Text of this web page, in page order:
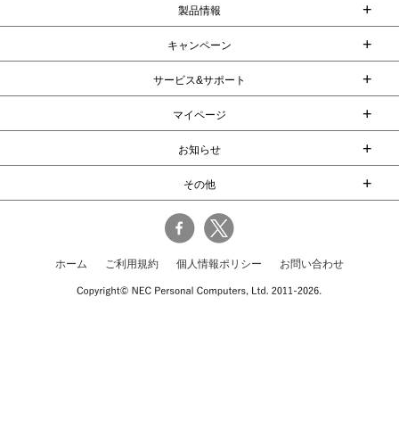
製品情報 +
キャンペーン +
サービス&サポート +
マイページ +
お知らせ +
その他 +
ホーム ご利用規約 個人情報ポリシー お問い合わせ